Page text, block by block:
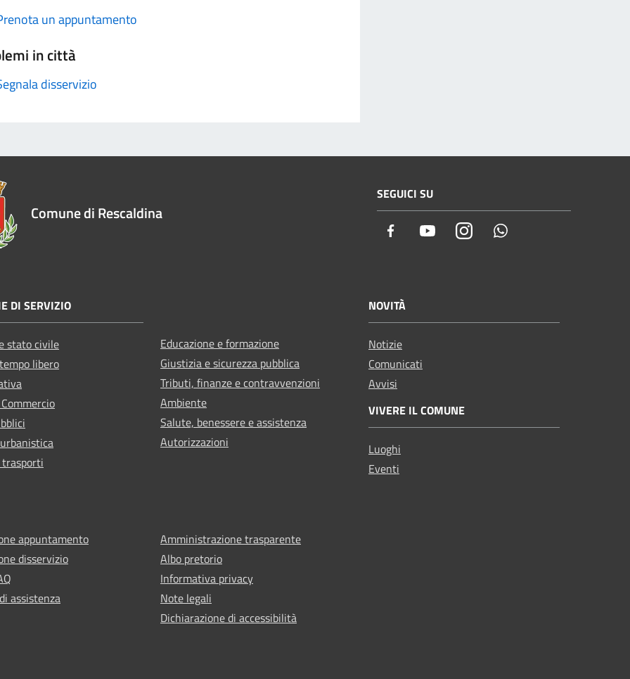
un appuntamento
in città
disservizio
Comune di Rescaldina
SEGUICI SU
Facebook YoutubeInstagram
DI SERVIZIO
stato civile
libero
Educazione e formazione
Giustizia e sicurezza pubblica
Tributi, finanze e contravvenzioni
Ambiente
Salute, benessere e assistenza
Autorizzazioni
NOVITÀ
Notizie
Comunicati
Avvisi
VIVERE IL COMUNE
Luoghi
Eventi
appuntamento
disservizio
assistenza
Amministrazione trasparente
Albo pretorio
Informativa privacy
Note legali
Dichiarazione di accessibilità